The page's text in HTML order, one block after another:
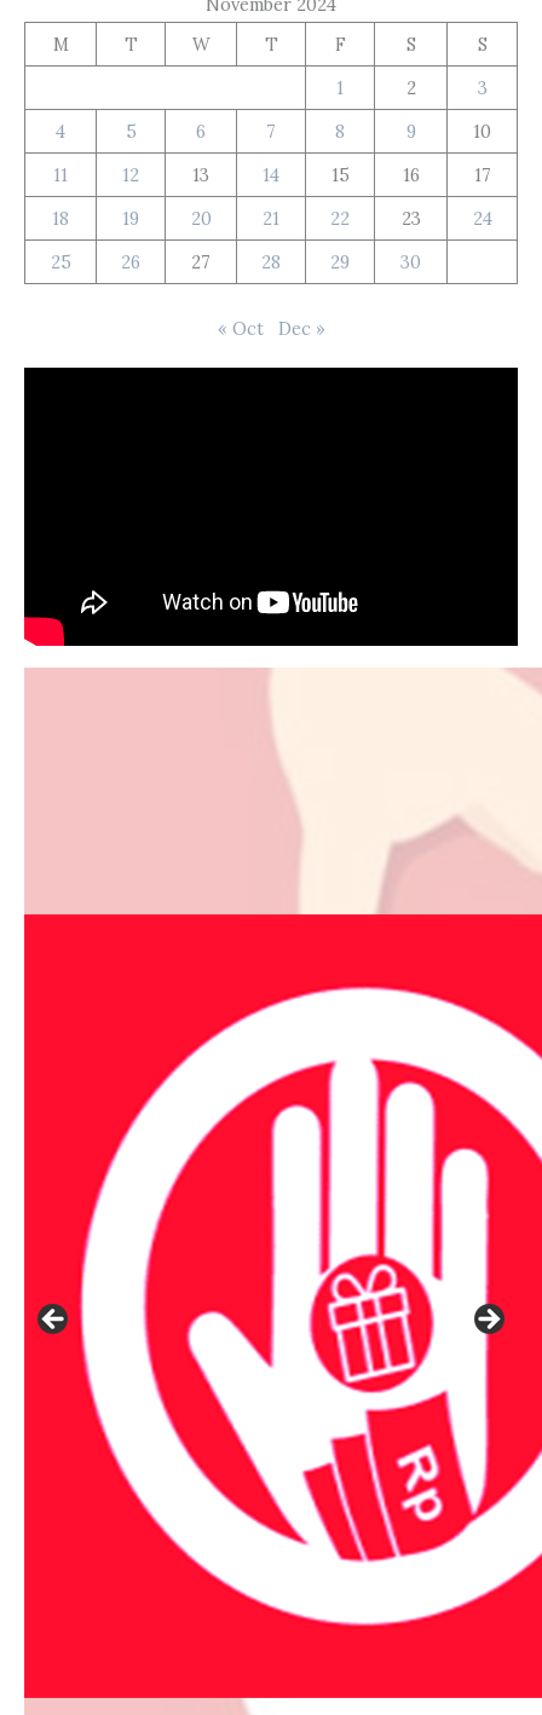
M
T W T F S
S
1
2
3
4
5 6 7 8 9
10
11
12 13 14 15 16
17
18
19 20 21 22 23
24
25
26 27 28 29 30
« Oct Dec »